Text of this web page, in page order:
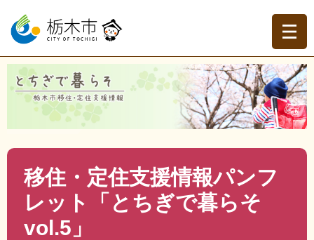
ー
の
頭
ニ
ー
飛
て
本
現在地
トップページ >移住・定住支援情報 ～とちぎで暮らそ～
パンフレットのご案内
移住・定住支援情報誌「とちぎ
> > 移住・定住支援情報パンフレット「とちぎ
移住・定住支援情報パンフ
レット「とちぎで暮らそ
vol.5」